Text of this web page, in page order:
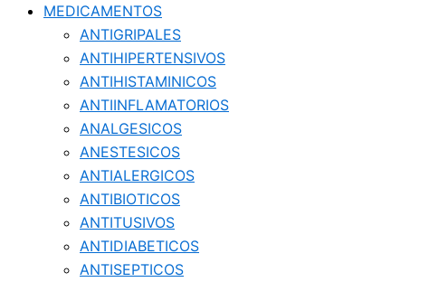
MEDICAMENTOS
ANTIGRIPALES
ANTIHIPERTENSIVOS
ANTIHISTAMINICOS
ANTIINFLAMATORIOS
ANALGESICOS
ANESTESICOS
ANTIALERGICOS
ANTIBIOTICOS
ANTITUSIVOS
ANTIDIABETICOS
ANTISEPTICOS